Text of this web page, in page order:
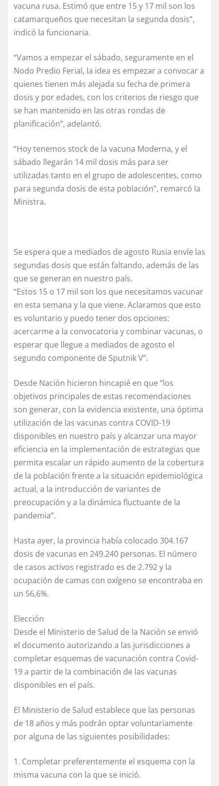
vacuna rusa. Estimó que entre 15 y 17 mil son los
catamarqueños que necesitan la segunda dosis”,
indicó la funcionaria.
“Vamos a empezar el sábado, seguramente en el
Nodo Predio Ferial, la idea es empezar a convocar a
quienes tienen más alejada su fecha de primera
dosis y por edades, con los criterios de riesgo que
se han mantenido en las otras rondas de
planificación”, adelantó.
“Hoy tenemos stock de la vacuna Moderna, y el
sábado llegarán 14 mil dosis más para ser
utilizadas tanto en el grupo de adolescentes, como
para segunda dosis de esta población”, remarcó la
Ministra.
Se espera que a mediados de agosto Rusia envíe las
segundas dosis que están faltando, además de las
que se generan en nuestro país.
“Estos 15 o 17 mil son los que necesitamos vacunar
en esta semana y la que viene. Aclaramos que esto
es voluntario y puedo tener dos opciones:
acercarme a la convocatoria y combinar vacunas, o
esperar que llegue a mediados de agosto el
segundo componente de Sputnik V”.
Desde Nación hicieron hincapié en que “los
objetivos principales de estas recomendaciones
son generar, con la evidencia existente, una óptima
utilización de las vacunas contra COVID-19
disponibles en nuestro país y alcanzar una mayor
eficiencia en la implementación de estrategias que
permita escalar un rápido aumento de la cobertura
de la población frente a la situación epidemiológica
actual, a la introducción de variantes de
preocupación y a la dinámica fluctuante de la
pandemia”.
Hasta ayer, la provincia había colocado 304.167
dosis de vacunas en 249.240 personas. El número
de casos activos registrado es de 2.792 y la
ocupación de camas con oxígeno se encontraba en
un 56,6%.
Elección
Desde el Ministerio de Salud de la Nación se envió
el documento autorizando a las jurisdicciones a
completar esquemas de vacunación contra Covid-
19 a partir de la combinación de las vacunas
disponibles en el país.
El Ministerio de Salud establece que las personas
de 18 años y más podrán optar voluntariamente
por alguna de las siguientes posibilidades:
1. Completar preferentemente el esquema con la
misma vacuna con la que se inició.